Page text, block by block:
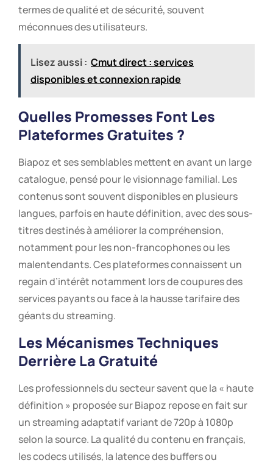
termes de qualité et de sécurité, souvent
méconnues des utilisateurs.
Lisez aussi : Cmut direct : services
disponibles et connexion rapide
Quelles Promesses Font Les
Plateformes Gratuites ?
Biapoz et ses semblables mettent en avant un large
catalogue, pensé pour le visionnage familial. Les
contenus sont souvent disponibles en plusieurs
langues, parfois en haute définition, avec des sous-
titres destinés à améliorer la compréhension,
notamment pour les non-francophones ou les
malentendants. Ces plateformes connaissent un
regain d’intérêt notamment lors de coupures des
services payants ou face à la hausse tarifaire des
géants du streaming.
Les Mécanismes Techniques
Derrière La Gratuité
Les professionnels du secteur savent que la « haute
définition » proposée sur Biapoz repose en fait sur
un streaming adaptatif variant de 720p à 1080p
selon la source. La qualité du contenu en français,
les codecs utilisés, la latence des buffers ou